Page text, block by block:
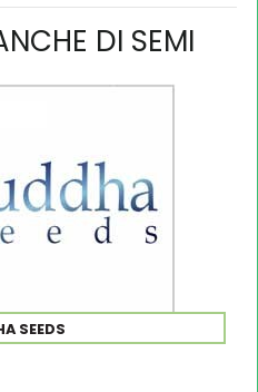
DI SEMI
SEEDS